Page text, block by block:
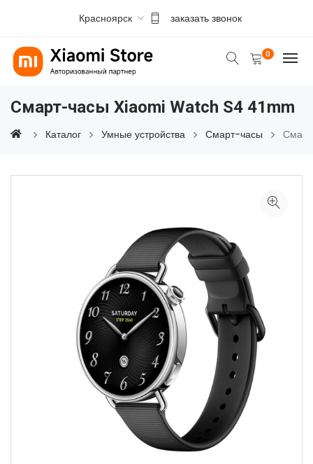
Красноярск заказать звонок
0
Смарт-часы Xiaomi Watch S4 41mm
Каталог Умные устройства Смарт-часы